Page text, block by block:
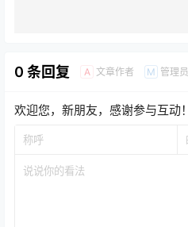
0 条回复 A 文章作者 M 管理员
欢迎您，新朋友，感谢参与互动！